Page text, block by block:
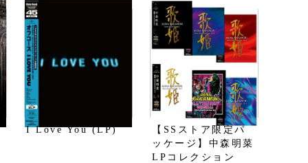
I Love You (LP)
【SSストア限定パ
ッケージ】中森明菜
LPコレクション